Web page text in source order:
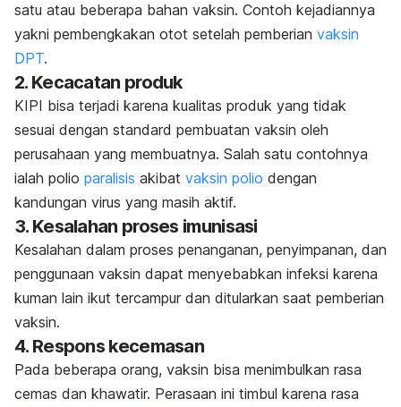
satu atau beberapa bahan vaksin. Contoh kejadiannya
yakni pembengkakan otot setelah pemberian vaksin
DPT.
2. Kecacatan produk
KIPI bisa terjadi karena kualitas produk yang tidak
sesuai dengan standard pembuatan vaksin oleh
perusahaan yang membuatnya. Salah satu contohnya
ialah polio paralisis akibat vaksin polio dengan
kandungan virus yang masih aktif.
3. Kesalahan proses imunisasi
Kesalahan dalam proses penanganan, penyimpanan, dan
penggunaan vaksin dapat menyebabkan infeksi karena
kuman lain ikut tercampur dan ditularkan saat pemberian
vaksin.
4. Respons kecemasan
Pada beberapa orang, vaksin bisa menimbulkan rasa
cemas dan khawatir. Perasaan ini timbul karena rasa